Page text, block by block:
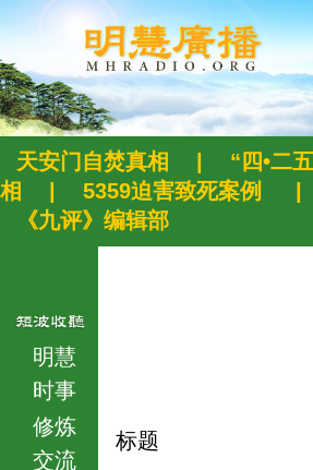
天安门自焚真相
“四•二
相
5359迫害致死案例
《九评》编辑部
明慧
时事
修炼
交流
标题